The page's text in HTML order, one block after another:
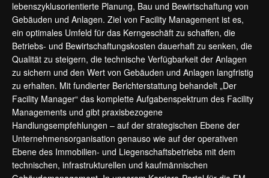
lebenszyklusorientierte Planung, Bau und Bewirtschaftung von
Gebäuden und Anlagen. Ziel von Facility Management ist es,
ein optimales Umfeld für das Kerngeschäft zu schaffen, die
Betriebs- und Bewirtschaftungskosten dauerhaft zu senken, die
Qualität zu steigern, die technische Verfügbarkeit der Anlagen
zu sichern und den Wert von Gebäuden und Anlagen langfristig
zu erhalten. Mit fundierter Berichterstattung behandelt „Der
Facility Manager“ das komplette Aufgabenspektrum des Facility
Managements und gibt praxisbezogene
Handlungsempfehlungen – auf der strategischen Ebene der
Unternehmensorganisation genauso wie auf der operativen
Ebene des Immobilien- und Liegenschaftsbetriebs mit dem
technischen, infrastrukturellen und kaufmännischen